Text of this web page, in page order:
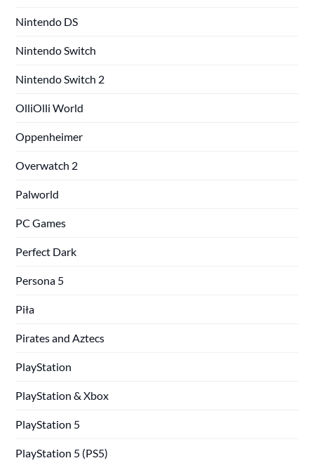
Nintendo DS
Nintendo Switch
Nintendo Switch 2
OlliOlli World
Oppenheimer
Overwatch 2
Palworld
PC Games
Perfect Dark
Persona 5
Piła
Pirates and Aztecs
PlayStation
PlayStation & Xbox
PlayStation 5
PlayStation 5 (PS5)